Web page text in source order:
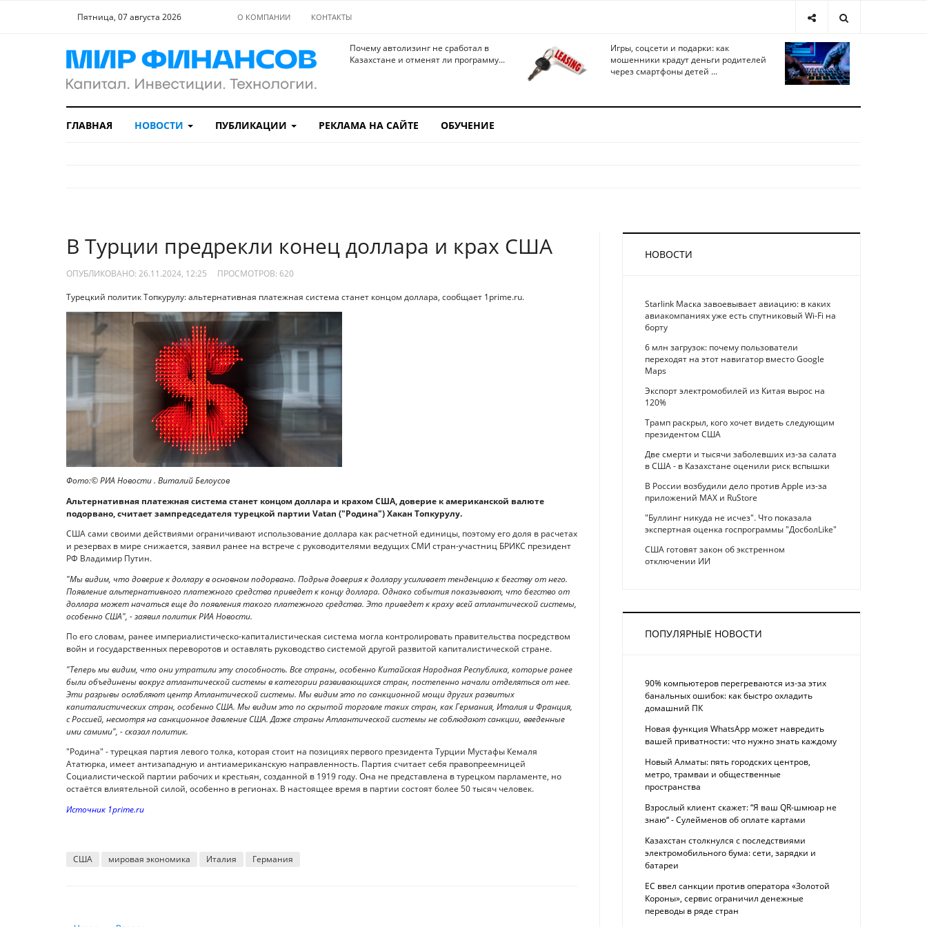
Пятница, 07 августа 2026 О КОМПАНИИ КОНТАКТЫ
Почему автолизинг не сработал в
Казахстане и отменят ли программу...
Игры, соцсети и подарки: как
мошенники крадут деньги родителей
через смартфоны детей ...
ГЛАВНАЯ НОВОСТИ ПУБЛИКАЦИИ РЕКЛАМА НА САЙТЕ ОБУЧЕНИЕ
В Турции предрекли конец доллара и крах США
ОПУБЛИКОВАНО: 26.11.2024, 12:25 ПРОСМОТРОВ: 620
Турецкий политик Топкурулу: альтернативная платежная система станет концом доллара, сообщает 1prime.ru.
Фото:© РИА Новости . Виталий Белоусов
Альтернативная платежная система станет концом доллара и крахом США, доверие к американской валюте
подорвано, считает зампредседателя турецкой партии Vatan ("Родина") Хакан Топкурулу.
США сами своими действиями ограничивают использование доллара как расчетной единицы, поэтому его доля в расчетах
и резервах в мире снижается, заявил ранее на встрече с руководителями ведущих СМИ стран-участниц БРИКС президент
РФ Владимир Путин.
"Мы видим, что доверие к доллару в основном подорвано. Подрыв доверия к доллару усиливает тенденцию к бегству от него.
Появление альтернативного платежного средства приведет к концу доллара. Однако события показывают, что бегство от
доллара может начаться еще до появления такого платежного средства. Это приведет к краху всей атлантической системы,
особенно США", - заявил политик РИА Новости.
По его словам, ранее империалистическо-капиталистическая система могла контролировать правительства посредством
войн и государственных переворотов и оставлять руководство системой другой развитой капиталистической стране.
"Теперь мы видим, что они утратили эту способность. Все страны, особенно Китайская Народная Республика, которые ранее
были объединены вокруг атлантической системы в категории развивающихся стран, постепенно начали отделяться от нее.
Эти разрывы ослабляют центр Атлантической системы. Мы видим это по санкционной мощи других развитых
капиталистических стран, особенно США. Мы видим это по скрытой торговле таких стран, как Германия, Италия и Франция,
с Россией, несмотря на санкционное давление США. Даже страны Атлантической системы не соблюдают санкции, введенные
ими самими", - сказал политик.
"Родина" - турецкая партия левого толка, которая стоит на позициях первого президента Турции Мустафы Кемаля
Ататюрка, имеет антизападную и антиамериканскую направленность. Партия считает себя правопреемницей
Социалистической партии рабочих и крестьян, созданной в 1919 году. Она не представлена в турецком парламенте, но
остаётся влиятельной силой, особенно в регионах. В настоящее время в партии состоят более 50 тысяч человек.
Источник 1prime.ru
США мировая экономика Италия Германия
НОВОСТИ
Starlink Маска завоевывает авиацию: в каких
авиакомпаниях уже есть спутниковый Wi-Fi на
борту
6 млн загрузок: почему пользователи
переходят на этот навигатор вместо Google
Maps
Экспорт электромобилей из Китая вырос на
120%
Трамп раскрыл, кого хочет видеть следующим
президентом США
Две смерти и тысячи заболевших из-за салата
в США - в Казахстане оценили риск вспышки
В России возбудили дело против Apple из-за
приложений MAX и RuStore
"Буллинг никуда не исчез". Что показала
экспертная оценка госпрограммы "ДосболLike"
США готовят закон об экстренном
отключении ИИ
ПОПУЛЯРНЫЕ НОВОСТИ
90% компьютеров перегреваются из-за этих
банальных ошибок: как быстро охладить
домашний ПК
Новая функция WhatsApp может навредить
вашей приватности: что нужно знать каждому
Новый Алматы: пять городских центров,
метро, трамваи и общественные
пространства
Взрослый клиент скажет: “Я ваш QR-шмюар не
знаю“ - Сулейменов об оплате картами
Казахстан столкнулся с последствиями
электромобильного бума: сети, зарядки и
батареи
ЕС ввел санкции против оператора «Золотой
Короны», сервис ограничил денежные
переводы в ряде стран